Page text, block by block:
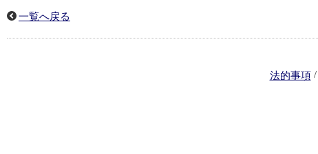
一覧へ戻る
法的事項 /